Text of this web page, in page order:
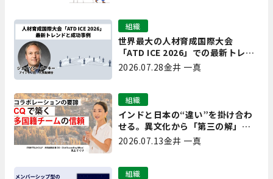
世界最大の人材育成国際大会
「ATD ICE 2026」での最新トレン
ドと成功事例｜「重要で実用的
な、日本にも合う」ホットトピッ
組織
2026.07.28金井 一真
インドと日本の“違い”を掛け合わ
せる。異文化から「第三の解」を
生み出す実践【現場を変えるCQ白
組織
2026.07.13金井 一真
組織